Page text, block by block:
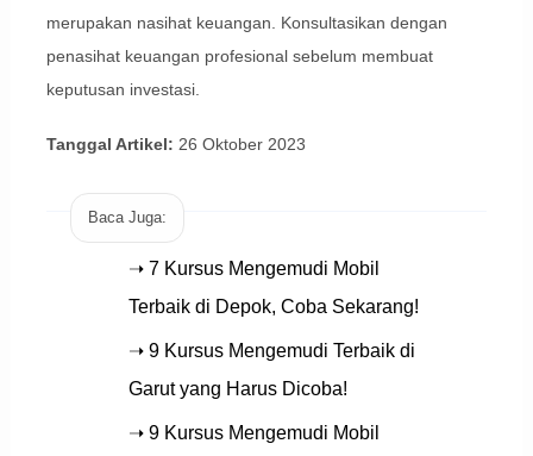
merupakan nasihat keuangan. Konsultasikan dengan
penasihat keuangan profesional sebelum membuat
keputusan investasi.
Tanggal Artikel: 26 Oktober 2023
Baca Juga:
➝ 7 Kursus Mengemudi Mobil
Terbaik di Depok, Coba Sekarang!
➝ 9 Kursus Mengemudi Terbaik di
Garut yang Harus Dicoba!
➝ 9 Kursus Mengemudi Mobil